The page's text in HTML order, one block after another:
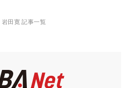
岩田寛 記事一覧